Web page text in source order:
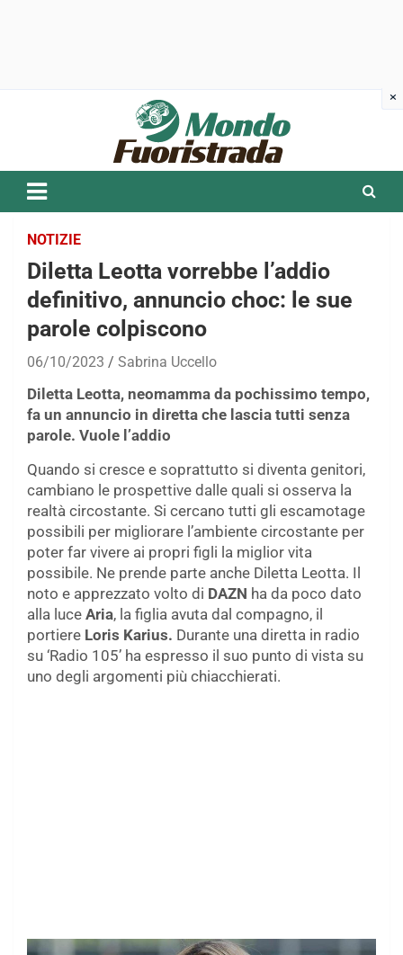
NOTIZIE
Diletta Leotta vorrebbe l’addio
definitivo, annuncio choc: le sue
parole colpiscono
06/10/2023 Sabrina Uccello
Diletta Leotta, neomamma da pochissimo tempo,
fa un annuncio in diretta che lascia tutti senza
parole. Vuole l’addio
Quando si cresce e soprattutto si diventa genitori,
cambiano le prospettive dalle quali si osserva la
realtà circostante. Si cercano tutti gli escamotage
possibili per migliorare l’ambiente circostante per
poter far vivere ai propri figli la miglior vita
possibile. Ne prende parte anche Diletta Leotta. Il
noto e apprezzato volto di DAZN ha da poco dato
alla luce Aria, la figlia avuta dal compagno, il
portiere Loris Karius. Durante una diretta in radio
su ‘Radio 105’ ha espresso il suo punto di vista su
uno degli argomenti più chiacchierati.